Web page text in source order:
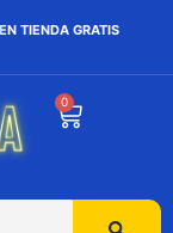
TIENDA GRATIS
0